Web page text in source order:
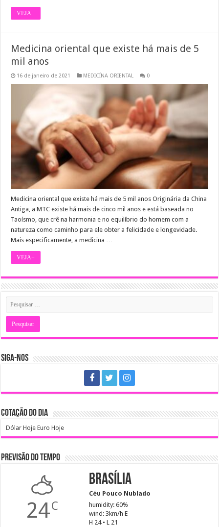
VEJA+
Medicina oriental que existe há mais de 5
mil anos
16 de janeiro de 2021 MEDICÍNA ORIENTAL 0
Medicina oriental que existe há mais de 5 mil anos Originária da China
Antiga, a MTC existe há mais de cinco mil anos e está baseada no
Taoísmo, que crê na harmonia e no equilíbrio do homem com a
natureza como caminho para ele obter a felicidade e longevidade.
Mais especificamente, a medicina …
VEJA+
SIGA-NOS
COTAÇÃO DO DIA
Dólar Hoje Euro Hoje
PREVISÃO DO TEMPO
24C
Brasília
Céu Pouco Nublado
humidity: 60%
wind: 3km/h E
H 24 • L 21